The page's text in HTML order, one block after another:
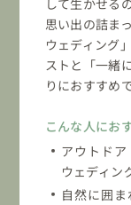
して生かせる
思い出の詰ま
ウェディング
ストと「一緒
りにおすすめ
こんな人にお
アウトド
ウェディン
自然に囲